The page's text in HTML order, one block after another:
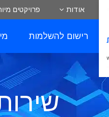
אודות פרויקטים
רישום להשלמות